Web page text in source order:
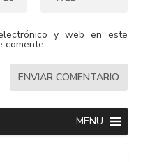
y web en este
comente.
MENU